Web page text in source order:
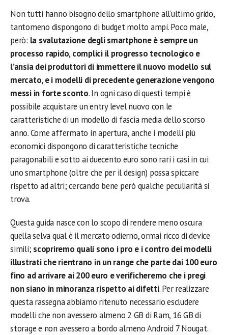
Non tutti hanno bisogno dello smartphone all’ultimo grido,
tantomeno dispongono di budget molto ampi. Poco male,
però: la svalutazione degli smartphone è sempre un
processo rapido, complici il progresso tecnologico e
l’ansia dei produttori di immettere il nuovo modello sul
mercato, e i modelli di precedente generazione vengono
messi in forte sconto. In ogni caso di questi tempi è
possibile acquistare un entry level nuovo con le
caratteristiche di un modello di fascia media dello scorso
anno.Come affermato in apertura, anche i modelli più
economici dispongono di caratteristiche tecniche
paragonabili e sotto ai duecento euro sono rari i casi in cui
uno smartphone (oltre che per il design) possa spiccare
rispetto ad altri; cercando bene però qualche peculiarità si
trova.
Questa guida nasce con lo scopo di rendere meno oscura
quella selva qual è il mercato odierno, ormai ricco di device
simili; scopriremo quali sono i pro e i contro dei modelli
illustrati che rientrano in un range che parte dai 100 euro
fino ad arrivare ai 200 euro e verificheremo che i pregi
non siano in minoranza rispetto ai difetti. Per realizzare
questa rassegna abbiamo ritenuto necessario escludere
modelli che non avessero almeno 2 GB di Ram, 16 GB di
storage e non avessero a bordo almeno Android 7 Nougat.